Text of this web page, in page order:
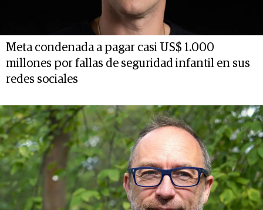
Meta condenada a pagar casi US$ 1.000
millones por fallas de seguridad infantil en sus
redes sociales